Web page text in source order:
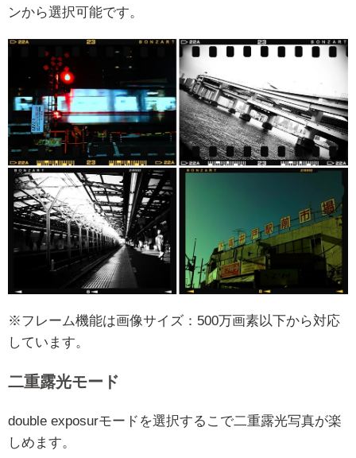
ンから選択可能です。
※フレーム機能は画像サイズ：500万画素以下から対応
しています。
二重露光モード
double exposurモードを選択するこで二重露光写真が楽
しめます。